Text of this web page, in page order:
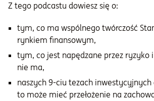
Z tego podcastu dowiesz się o:
tym, co ma wspólnego twórczość
rynkiem finansowym,
tym, co jest napędzane przez ryzyko
nie ma,
naszych 9-ciu tezach
to może mieć przełożenie na